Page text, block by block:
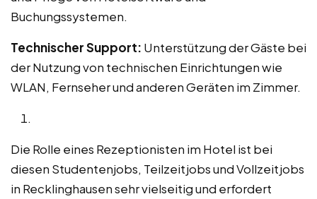
Buchungssystemen.
Technischer Support: Unterstützung der Gäste bei
der Nutzung von technischen Einrichtungen wie
WLAN, Fernseher und anderen Geräten im Zimmer.
Die Rolle eines Rezeptionisten im Hotel ist bei
diesen Studentenjobs, Teilzeitjobs und Vollzeitjobs
in Recklinghausen sehr vielseitig und erfordert